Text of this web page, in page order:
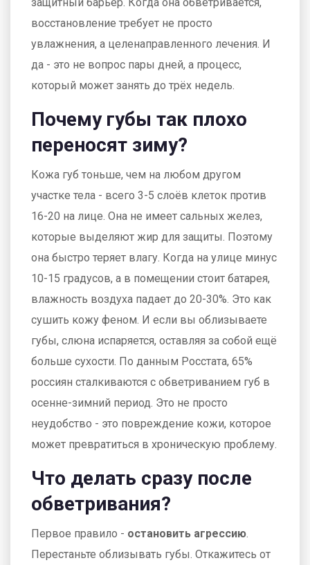
восстановление требует не просто
увлажнения, а целенаправленного лечения. И
да - это не вопрос пары дней, а процесс,
который может занять до трёх недель.
Почему губы так плохо
переносят зиму?
Кожа губ тоньше, чем на любом другом
участке тела - всего 3-5 слоёв клеток против
16-20 на лице. Она не имеет сальных желез,
которые выделяют жир для защиты. Поэтому
она быстро теряет влагу. Когда на улице минус
10-15 градусов, а в помещении стоит батарея,
влажность воздуха падает до 20-30%. Это как
сушить кожу феном. И если вы облизываете
губы, слюна испаряется, оставляя за собой ещё
больше сухости. По данным Росстата, 65%
россиян сталкиваются с обветриванием губ в
осенне-зимний период. Это не просто
неудобство - это повреждение кожи, которое
может превратиться в хроническую проблему.
Что делать сразу после
обветривания?
Первое правило - остановить агрессию.
Перестаньте облизывать губы. Откажитесь от